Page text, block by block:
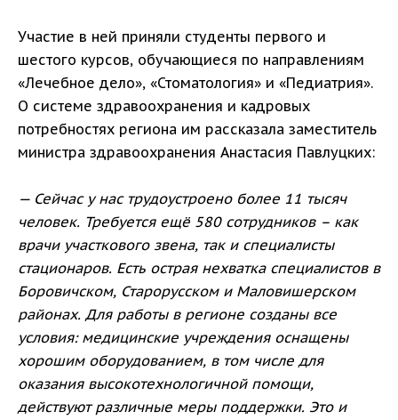
Участие в ней приняли студенты первого и
шестого курсов, обучающиеся по направлениям
«Лечебное дело», «Стоматология» и «Педиатрия».
О системе здравоохранения и кадровых
потребностях региона им рассказала заместитель
министра здравоохранения Анастасия Павлуцких:
— Сейчас у нас трудоустроено более 11 тысяч
человек. Требуется ещё 580 сотрудников – как
врачи участкового звена, так и специалисты
стационаров. Есть острая нехватка специалистов в
Боровичском, Старорусском и Маловишерском
районах. Для работы в регионе созданы все
условия: медицинские учреждения оснащены
хорошим оборудованием, в том числе для
оказания высокотехнологичной помощи,
действуют различные меры поддержки. Это и